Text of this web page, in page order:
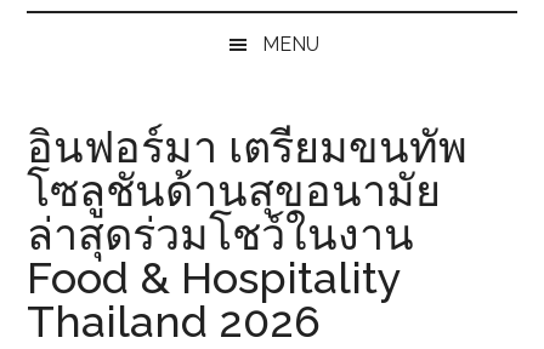
MENU
อินฟอร์มา เตรียมขนทัพ
โซลูชันด้านสุขอนามัย
ล่าสุดร่วมโชว์ในงาน
Food & Hospitality
Thailand 2026